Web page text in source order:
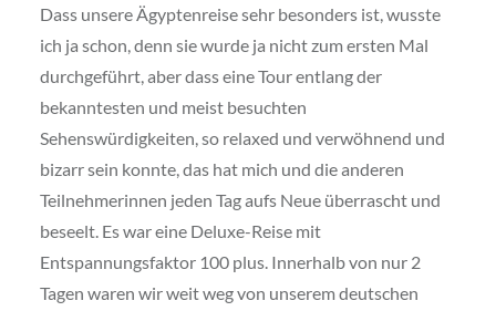
Dass unsere Ägyptenreise sehr besonders ist, wusste
ich ja schon, denn sie wurde ja nicht zum ersten Mal
durchgeführt, aber dass eine Tour entlang der
bekanntesten und meist besuchten
Sehenswürdigkeiten, so relaxed und verwöhnend und
bizarr sein konnte, das hat mich und die anderen
Teilnehmerinnen jeden Tag aufs Neue überrascht und
beseelt. Es war eine Deluxe-Reise mit
Entspannungsfaktor 100 plus. Innerhalb von nur 2
Tagen waren wir weit weg von unserem deutschen